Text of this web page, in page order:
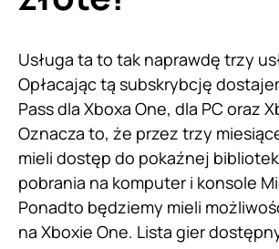
Usługa ta to tak naprawdę trzy
Opłacając tą subskrybcję
Pass dla Xboxa One, dla PC oraz
Oznacza to, że przez trzy
mieli dostęp do pokaźnej
pobrania na komputer i konsole
Ponadto będziemy mieli
na Xboxie One. Lista gier